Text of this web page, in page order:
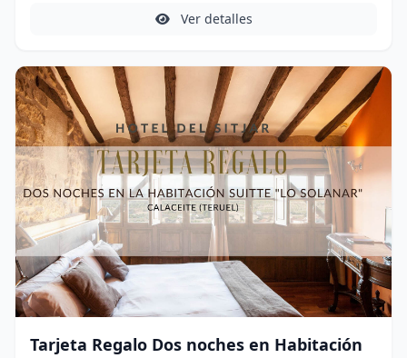
Ver detalles
Tarjeta Regalo Dos noches en Habitación